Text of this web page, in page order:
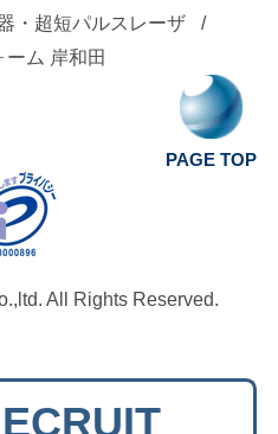
・超短パルスレーザ
ーム 岸和田
PAGE TOP
All Rights Reserved.